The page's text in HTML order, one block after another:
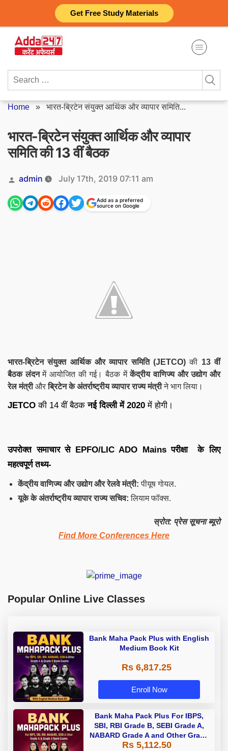
Get Free Study Materials
content
Search
Home » भारत-ब्रिटेन संयुक्त आर्थिक और व्यापार समिति...
भारत-ब्रिटेन संयुक्त आर्थिक और व्यापार
समिति की 13 वीं बैठक
Posted
by
admin July 17th, 2019 07:11 am
Add as a preferred
source on Google
भारत-ब्रिटेन संयुक्त आर्थिक और व्यापार समिति (JETCO)की 13 वीं
बैठक लंदनमें आयोजित की गई। बैठक मेंकेंद्रीय वाणिज्य और उद्योग और
रेल मंत्रीऔरब्रिटेन के अंतर्राष्ट्रीय व्यापार राज्य मंत्रीने भाग लिया।
JETCO की 14 वीं बैठकनई दिल्ली में 2020 में होगी।
उपरोक्त समाचार से EPFO/LIC ADO Mainsपरीक्षा के लिए
महत्वपूर्ण तथ्य-
केंद्रीय वाणिज्य और उद्योग और रेलवे मंत्री:पीयूष गोयल.
यूके के अंतर्राष्ट्रीय व्यापार राज्य सचिव:लियाम फॉक्स.
स्रोत: प्रेस सूचना ब्यूरो
Find More Conferences Here
Popular Online Live Classes
Bank Maha Pack Plus with English
Medium Book Kit
Rs 6,817.25
Enroll Now
Bank Maha Pack Plus For IBPS,
SBI, RBI Grade B, SEBI Grade A,
NABARD Grade A and Other Grade
A & Grade B Bank Exams
Rs 5,112.50